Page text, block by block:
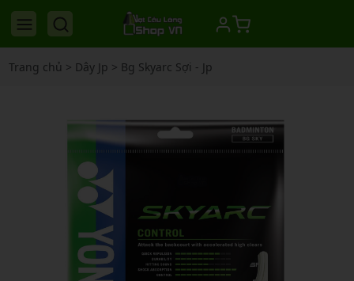
Trang chủ > Dây Jp > Bg Skyarc Sợi - Jp